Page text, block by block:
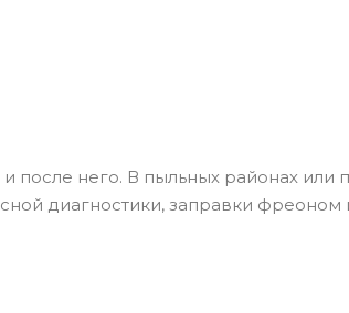
него. В пыльных районах или
диагностики, заправки